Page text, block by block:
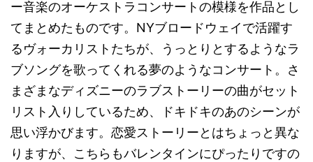
ー音楽のオーケストラコンサートの模様を作品とし
てまとめたものです。NYブロードウェイで活躍す
るヴォーカリストたちが、うっとりとするようなラ
ブソングを歌ってくれる夢のようなコンサート。さ
まざまなディズニーのラブストーリーの曲がセット
リスト入りしているため、ドキドキのあのシーンが
思い浮かびます。恋愛ストーリーとはちょっと異な
りますが、こちらもバレンタインにぴったりですの